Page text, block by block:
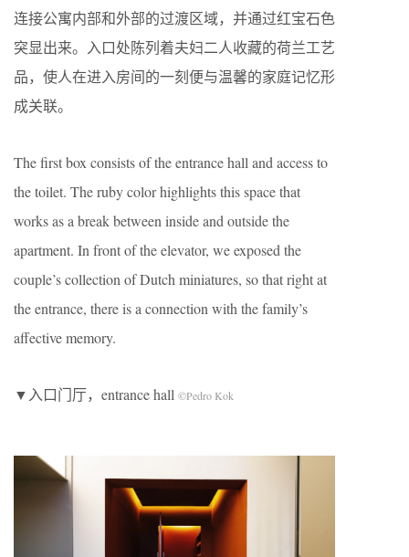
连接公寓内部和外部的过渡区域，并通过红宝石色
突显出来。入口处陈列着夫妇二人收藏的荷兰工艺
品，使人在进入房间的一刻便与温馨的家庭记忆形
成关联。
The first box consists of the entrance hall and access to
the toilet. The ruby ​​color highlights this space that
works as a break between inside and outside the
apartment. In front of the elevator, we exposed the
couple’s collection of Dutch miniatures, so that right at
the entrance, there is a connection with the family’s
affective memory.
▼入口门厅，entrance hall ©Pedro Kok